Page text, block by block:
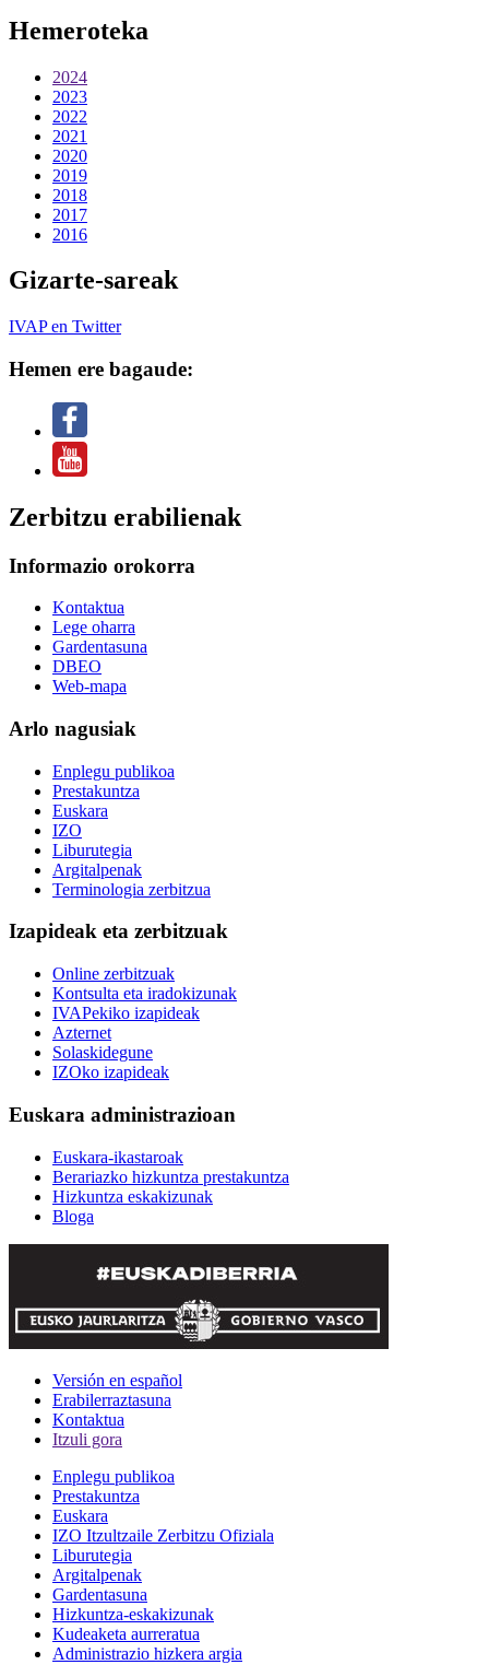
Hemeroteka
2024
2023
2022
2021
2020
2019
2018
2017
2016
Gizarte-sareak
IVAP en Twitter
Hemen ere bagaude:
Zerbitzu erabilienak
Informazio orokorra
Kontaktua
Lege oharra
Gardentasuna
DBEO
Web-mapa
Arlo nagusiak
Enplegu publikoa
Prestakuntza
Euskara
IZO
Liburutegia
Argitalpenak
Terminologia zerbitzua
Izapideak eta zerbitzuak
Online zerbitzuak
Kontsulta eta iradokizunak
IVAPekiko izapideak
Azternet
Solaskidegune
IZOko izapideak
Euskara administrazioan
Euskara-ikastaroak
Berariazko hizkuntza prestakuntza
Hizkuntza eskakizunak
Bloga
Versión en español
Erabilerraztasuna
Kontaktua
Itzuli gora
Enplegu publikoa
Prestakuntza
Euskara
IZO Itzultzaile Zerbitzu Ofiziala
Liburutegia
Argitalpenak
Gardentasuna
Hizkuntza-eskakizunak
Kudeaketa aurreratua
Administrazio hizkera argia